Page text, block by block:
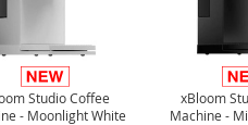
Studio Coffee
- Moonlight White
xBloom
Machine -